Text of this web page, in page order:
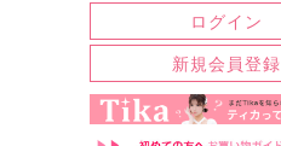
ログイン
新規会員登録